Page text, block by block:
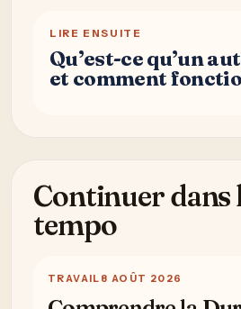
LIRE ENSUITE
Qu’est-ce qu’un
et comment
Continuer dans
tempo
TRAVAIL 8 AOÛT 2026